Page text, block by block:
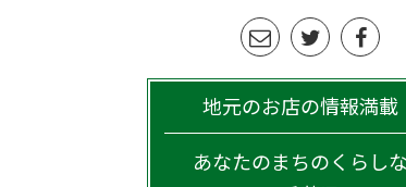
地元のお店の情報満載
あなたのまちのくらし